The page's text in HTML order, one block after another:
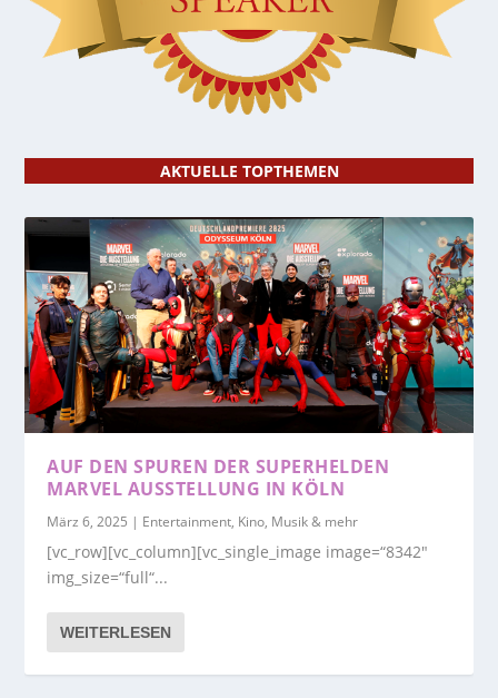
AKTUELLE TOPTHEMEN
AUF DEN SPUREN DER SUPERHELDEN
MARVEL AUSSTELLUNG IN KÖLN
März 6, 2025 | Entertainment, Kino, Musik & mehr
[vc_row][vc_column][vc_single_image image=“8342″
img_size=“full“...
WEITERLESEN